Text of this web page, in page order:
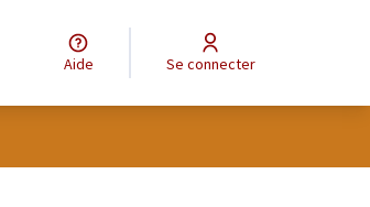
Aide Se connecter